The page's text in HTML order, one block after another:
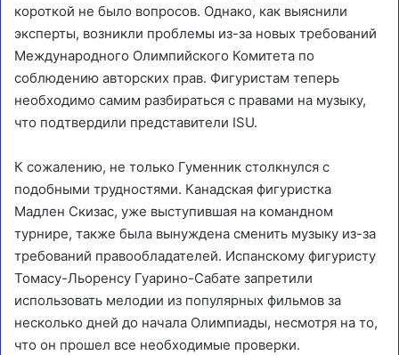
короткой не было вопросов. Однако, как выяснили
эксперты, возникли проблемы из-за новых требований
Международного Олимпийского Комитета по
соблюдению авторских прав. Фигуристам теперь
необходимо самим разбираться с правами на музыку,
что подтвердили представители ISU.
К сожалению, не только Гуменник столкнулся с
подобными трудностями. Канадская фигуристка
Мадлен Скизас, уже выступившая на командном
турнире, также была вынуждена сменить музыку из-за
требований правообладателей. Испанскому фигуристу
Томасу-Льоренсу Гуарино-Сабате запретили
использовать мелодии из популярных фильмов за
несколько дней до начала Олимпиады, несмотря на то,
что он прошел все необходимые проверки.